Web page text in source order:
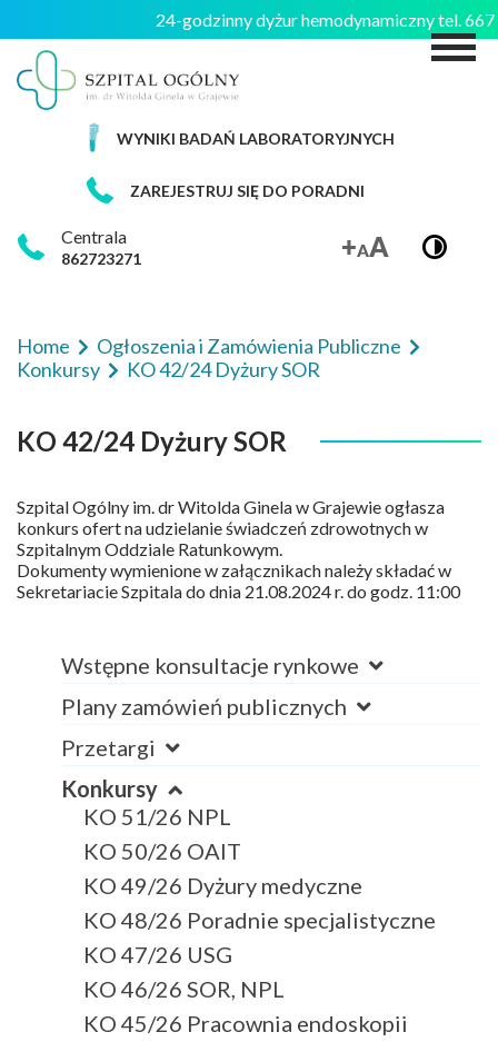
24-godzinny dyżur hemodynamiczny tel.
WYNIKI BADAŃ LABORATORYJNYCH
ZAREJESTRUJ SIĘ DO PORADNI
Centrala
862723271
Home
Ogłoszenia i Zamówienia Publiczne
Konkursy
KO 42/24 Dyżury SOR
Wstępne konsultacje rynkowe
Plany zamówień publicznych
Przetargi
Konkursy
KO 51/26 NPL
KO 50/26 OAIT
KO 49/26 Dyżury medyczne
KO 48/26 Poradnie specjalistyczne
KO 47/26 USG
KO 46/26 SOR, NPL
KO 45/26 Pracownia endoskopii
KO 42/24 Dyżury SOR
Szpital Ogólny im. dr Witolda Ginela w Grajewie ogłasza
konkurs ofert na udzielanie świadczeń zdrowotnych w
Szpitalnym Oddziale Ratunkowym.
Dokumenty wymienione w załącznikach należy składać w
Sekretariacie Szpitala do dnia 21.08.2024 r. do godz. 11:00